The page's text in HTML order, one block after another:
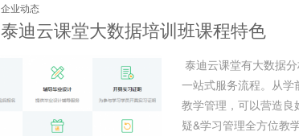
企业动态
泰迪云课堂大数据培训班课程特色
泰迪云课堂有大数据
一站式服务流程。从
教学管理，可以营造
疑&学习管理全方位教